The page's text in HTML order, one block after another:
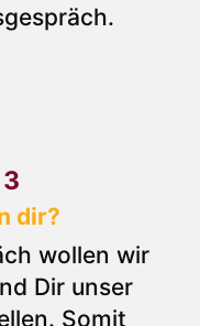
dir?
wollen wir
Dir unser
Somit